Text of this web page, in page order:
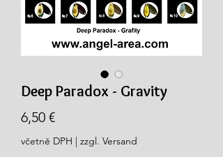
Deep Paradox - Gravity
6,50 €Cena
včetně DPH | zzgl. Versand